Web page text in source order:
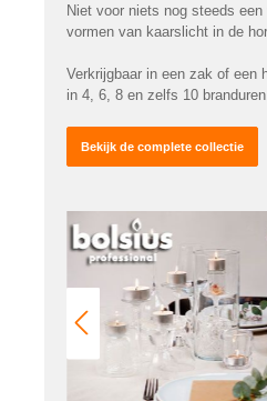
Niet voor niets nog steeds
vormen van kaarslicht in de
Verkrijgbaar in een zak of een
in 4, 6, 8 en zelfs 10 branduren.
Bekijk de complete collectie